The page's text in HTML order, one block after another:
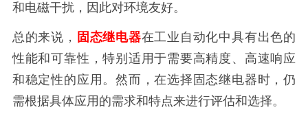
和电磁干扰，因此对环境友好。
总的来说， 固态继电器在工业自动化中具有出色的
性能和可靠性，特别适用于需要高精度、高速响应
和稳定性的应用。然而，在选择固态继电器时，仍
需根据具体应用的需求和特点来进行评估和选择。